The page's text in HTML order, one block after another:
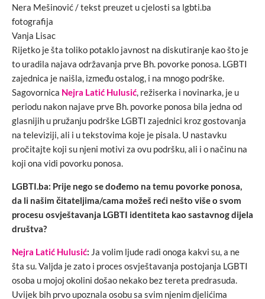
Nera Mešinović / tekst preuzet u cjelosti sa lgbti.ba
fotografija
Vanja Lisac
Rijetko je šta toliko potaklo javnost na diskutiranje kao što je
to uradila najava održavanja prve Bh. povorke ponosa. LGBTI
zajednica je naišla, između ostalog, i na mnogo podrške.
Sagovornica Nejra Latić Hulusić , režiserka i novinarka, je u
periodu nakon najave prve Bh. povorke ponosa bila jedna od
glasnijih u pružanju podrške LGBTI zajednici kroz gostovanja
na televiziji, ali i u tekstovima koje je pisala. U nastavku
pročitajte koji su njeni motivi za ovu podršku, ali i o načinu na
koji ona vidi povorku ponosa.
LGBTI.ba: Prije nego se dođemo na temu povorke ponosa,
da li našim čitateljima/cama možeš reći nešto više o svom
procesu osvještavanja LGBTI identiteta kao sastavnog dijela
društva?
Nejra Latić Hulusić: Ja volim ljude radi onoga kakvi su, a ne
šta su. Valjda je zato i proces osvještavanja postojanja LGBTI
osoba u mojoj okolini došao nekako bez tereta predrasuda.
Uvijek bih prvo upoznala osobu sa svim njenim djelićima